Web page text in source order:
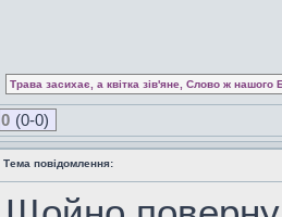
Трава засихає, а квітка зів'яне, Слово ж нашого
0 (0-0)
Тема повідомлення: